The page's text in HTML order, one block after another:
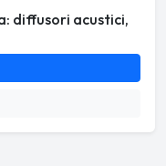
diffusori acustici,